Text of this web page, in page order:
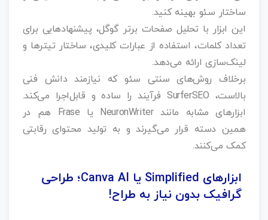
ساختار سئو بهینه کنید.
این ابزار با تحلیل صفحات برتر گوگل، پیشنهادهایی برای
تعداد کلمات، استفاده از عبارات کلیدی، ساختار تیترها و
لینک‌سازی ارائه می‌دهد.
برخلاف روش‌های سنتی سئو که نیازمند دانش فنی
بالاست، SurferSEO فرآیند را ساده و قابل‌اجرا می‌کند.
ابزارهای مشابه مانند NeuronWriter یا Frase هم در
همین دسته قرار می‌گیرند و به تولید محتوای رقابتی
کمک می‌کنند.
ابزارهای Simplified یا Canva AI؛ طراحی
گرافیک بدون نیاز به طراح!